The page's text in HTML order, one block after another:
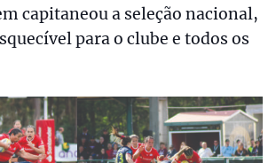
capitaneou a seleção nacional,
para o clube e todos os